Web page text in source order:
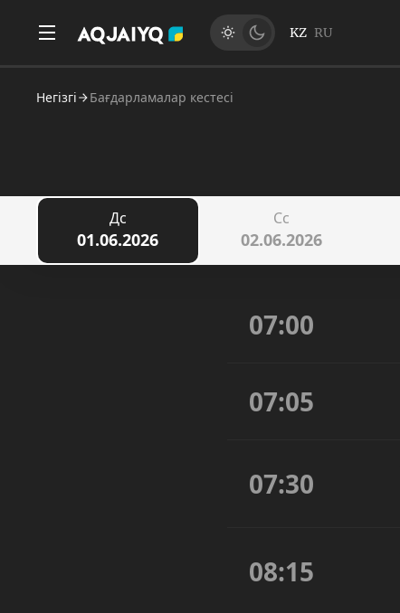
KZ RU
Негізгі Бағдарламалар кестесі
Дс
01.06.2026
Сс
02.06.2026
07:00
07:05
07:30
08:15